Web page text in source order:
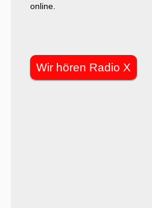
online.
Wir hören Radio X